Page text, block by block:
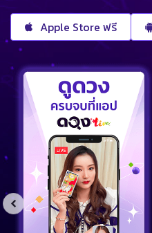
Apple Store ฟรี